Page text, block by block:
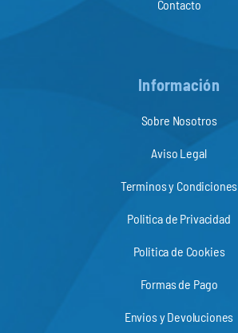
Contacto
Información
Sobre Nosotros
Aviso Legal
Terminos y Condiciones
Politica de Privacidad
Politica de Cookies
Formas de Pago
Envios y Devoluciones